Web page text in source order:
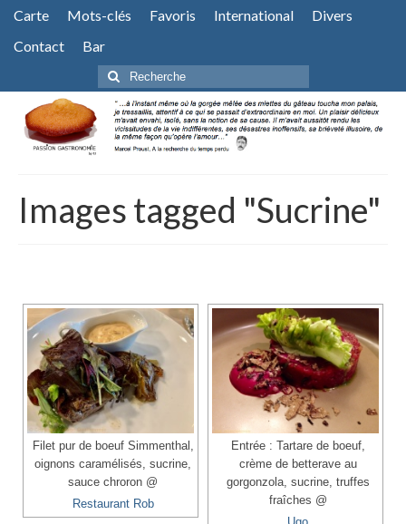
Carte Mots-clés Favoris International
Divers
Contact
Bar
Rechercher
:
Images tagged "Sucrine"
Filet pur de boeuf Simmenthal,
oignons caramélisés, sucrine,
sauce chroron @
Restaurant Rob
Entrée : Tartare de boeuf,
crème de betterave au
gorgonzola, sucrine, truffes
fraîches @